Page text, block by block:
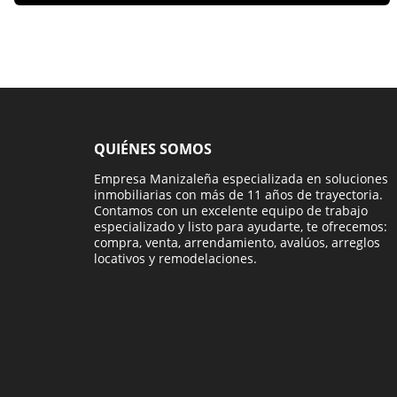
QUIÉNES SOMOS
Empresa Manizaleña especializada en soluciones
inmobiliarias con más de 11 años de trayectoria.
Contamos con un excelente equipo de trabajo
especializado y listo para ayudarte, te ofrecemos:
compra, venta, arrendamiento, avalúos, arreglos
locativos y remodelaciones.